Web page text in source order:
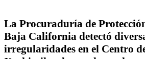
La Procuraduría de
Baja California detectó
irregularidades en el Centro